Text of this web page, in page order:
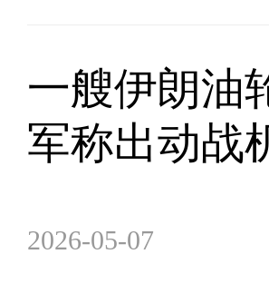
一艘伊朗油
军称出动战
2026-05-07